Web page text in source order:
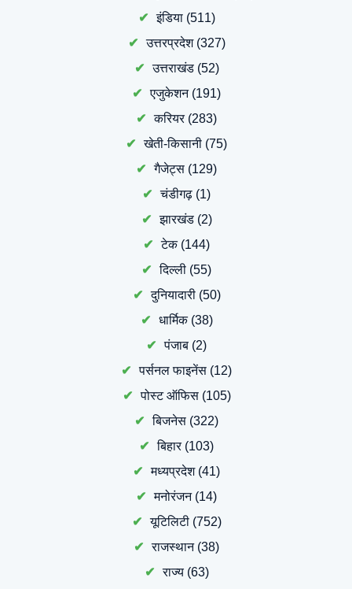
इंडिया(511)
उत्तरप्रदेश(327)
उत्तराखंड(52)
एजुकेशन(191)
करियर(283)
खेती-किसानी (75)
गैजेट्स (129)
चंडीगढ़ (1)
झारखंड(2)
टेक(144)
दिल्ली (55)
दुनियादारी(50)
धार्मिक(38)
पंजाब (2)
पर्सनल फाइनेंस (12)
पोस्ट ऑफिस(105)
बिजनेस (322)
बिहार(103)
मध्यप्रदेश(41)
मनोरंजन(14)
यूटिलिटी(752)
राजस्थान(38)
राज्य(63)